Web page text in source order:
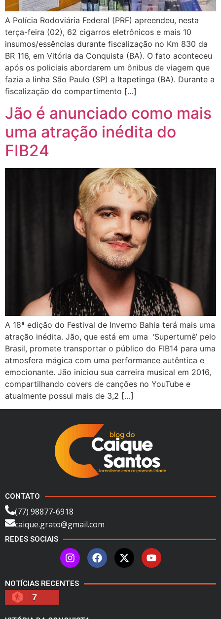
A Polícia Rodoviária Federal (PRF) apreendeu, nesta
terça-feira (02), 62 cigarros eletrônicos e mais 10
insumos/essências durante fiscalização no Km 830 da
BR 116, em Vitória da Conquista (BA). O fato aconteceu
após os policiais abordarem um ônibus de viagem que
fazia a linha São Paulo (SP) a Itapetinga (BA). Durante a
fiscalização do compartimento […]
Jão é anunciado como mais
uma atração inédita do
FIB24
A 18ª edição do Festival de Inverno Bahia terá mais uma
atração inédita. Jão, que está em uma ‘Superturnê’ pelo
Brasil, promete transportar o público do FIB14 para uma
atmosfera mágica com uma performance autêntica e
emocionante. Jão iniciou sua carreira musical em 2016,
compartilhando covers de canções no YouTube e
atualmente possui mais de 3,2 […]
CONTATO
(77) 98877-6918
caique.grato@gmail.com
REDES SOCIAIS
NOTÍCIAS RECENTES
7